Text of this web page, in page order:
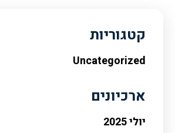
קטגוריות
Uncategorized
ארכיונים
יולי 2025